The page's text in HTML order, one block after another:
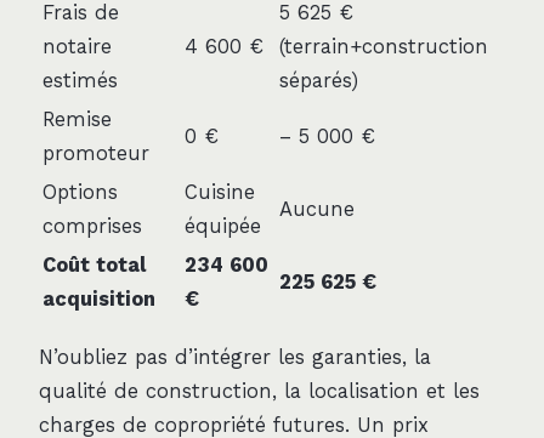
Frais de
notaire
estimés
4 600 €
5 625 €
(terrain+construction
séparés)
Remise
promoteur
0 € – 5 000 €
Options
comprises
Cuisine
équipée
Aucune
Coût total
acquisition
234 600
€
225 625 €
N’oubliez pas d’intégrer les garanties, la
qualité de construction, la localisation et les
charges de copropriété futures. Un prix